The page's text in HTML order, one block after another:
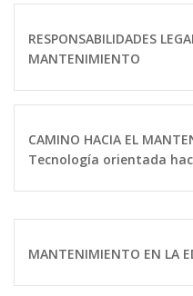
RESPONSABILIDADES
MANTENIMIENTO
CAMINO HACIA EL
Tecnología orientada
MANTENIMIENTO EN LA